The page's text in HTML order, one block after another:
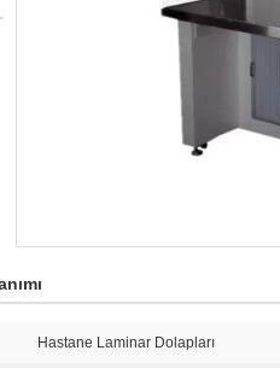
Hastane Laminar Dolapları